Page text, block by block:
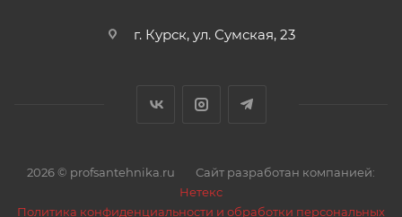
г. Курск, ул. Сумская, 23
2026 © profsantehnika.ru
Сайт разработан компанией:
Нетекс
Политика конфиденциальности и обработки персональных